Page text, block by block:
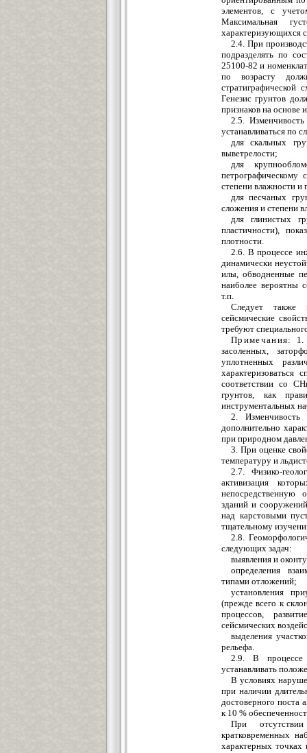
элементов, с
Максимальная
характеризующихся
2.4. При
подразделять по
25100-82 и
по возрасту
стратиграфической
Генезис грунтов
признаков на основе
2.5.
устанавливаться по
для скальных
выветрелости;
для
петрографическому
степени влажности и
для песчаных
сложения и степени
для глинистых
пластичности),
плотности.
2.6. В процессе
динамически
илы, обводненные
наиболее вероятны
т.п.
Следует также
сейсмические
требуют
Примечания:
1.
засоленных,
уплотненных
характеризоваться
соответствии со
грунтов, как
инструментальных
2. Изменчивость
дополнительно
при природном
3. При оценке
температуру и
2.7. Физико-
активизация
непосредственную
зданий и
над карстовыми
тщательному
2.8.
следующих задач:
выявления и
определения
типами отложений;
установления
(прежде всего к
процессов,
сейсмических
выделения
рельефа.
2.9. В процессе
устанавливать
В условиях
при наличии
достоверного поста
к 10 %
При
кратковременных
характерных точках